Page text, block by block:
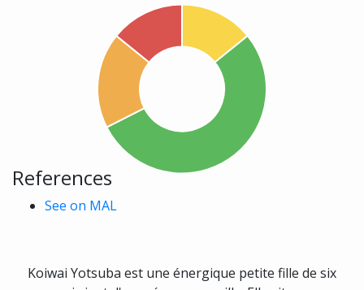
References
See on MAL
Koiwai Yotsuba est une énergique petite fille de six